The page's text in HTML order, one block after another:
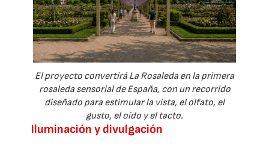
El proyecto convertirá La Rosaleda en la primera
rosaleda sensorial de España, con un recorrido
diseñado para estimular la vista, el olfato, el
gusto, el oído y el tacto.
Iluminación y divulgación